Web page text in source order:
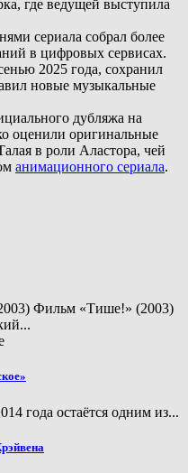
где ведущей выступила
сериала собрал более
в цифровых сервисах.
2025 года, сохранил
новые музыкальные
дубляжа на
оценили оригинальные
в роли Аластора, чей
анимационного сериала.
Фильм «Тише!» (2003)
года остаётся одним из...